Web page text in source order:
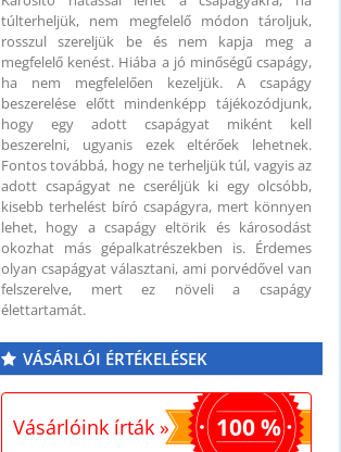
túlterheljük, nem megfelelő módon tároljuk,
rosszul szereljük be és nem kapja meg a
megfelelő kenést. Hiába a jó minőségű csapágy,
ha nem megfelelően kezeljük. A csapágy
beszerelése előtt mindenképp tájékozódjunk,
hogy egy adott csapágyat miként kell
beszerelni, ugyanis ezek eltérőek lehetnek.
Fontos továbbá, hogy ne terheljük túl, vagyis az
adott csapágyat ne cseréljük ki egy olcsóbb,
kisebb terhelést bíró csapágyra, mert könnyen
lehet, hogy a csapágy eltörik és károsodást
okozhat más gépalkatrészekben is. Érdemes
olyan csapágyat választani, ami porvédővel van
felszerelve, mert ez növeli a csapágy
élettartamát.
VÁSÁRLÓI ÉRTÉKELÉSEK
Vásárlóink írták » 100 %